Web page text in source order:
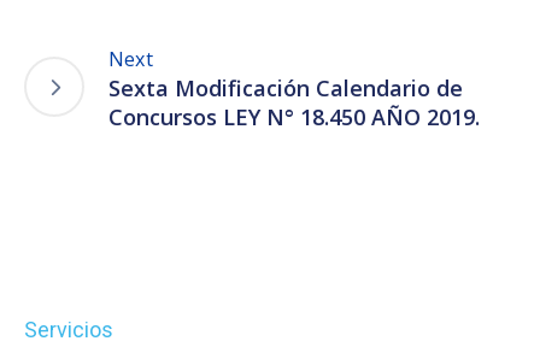
Next
Sexta Modificación Calendario de
Concursos LEY N° 18.450 AÑO 2019.
Servicios